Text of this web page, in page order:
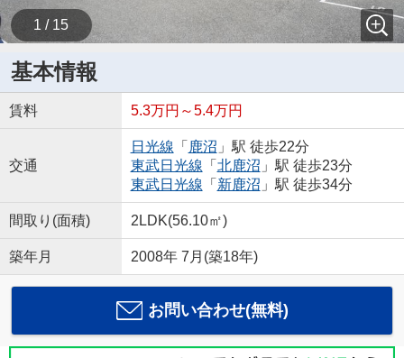
1 / 15
基本情報
賃料 5.3万円～5.4万円
交通
日光線 「 鹿沼 」駅 徒歩22分
東武日光線 「 北鹿沼 」駅 徒歩23分
東武日光線 「 新鹿沼 」駅 徒歩34分
間取り(面積) 2LDK(56.10㎡)
築年月 2008年 7月(築18年)
お問い合わせ(無料)